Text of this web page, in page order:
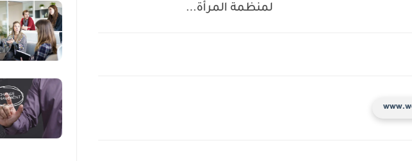
لمنظمة المرأة...